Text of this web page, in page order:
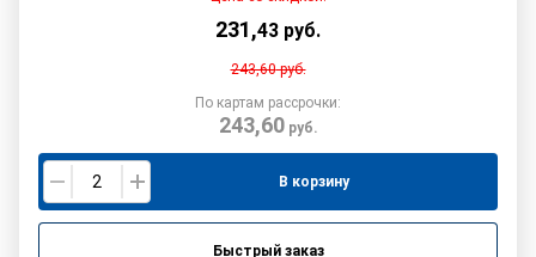
231,43 руб.
243,60руб.
По картам рассрочки:
243,60руб.
В корзину
Быстрый заказ